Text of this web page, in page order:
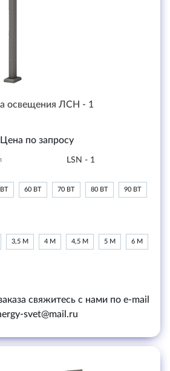
освещения ЛСН - 1
Цена по запросу
LSN - 1
ВТ 60 ВТ 70 ВТ 80 ВТ 90 ВТ
3,5 М 4 М 4,5 М 5 М 6 М
свяжитесь с нами по e-mail
svet@mail.ru